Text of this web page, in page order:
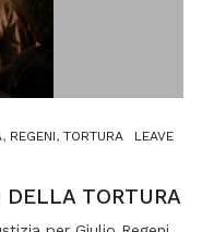
, REGENI,TORTURA
LEAVE
DELLA TORTURA